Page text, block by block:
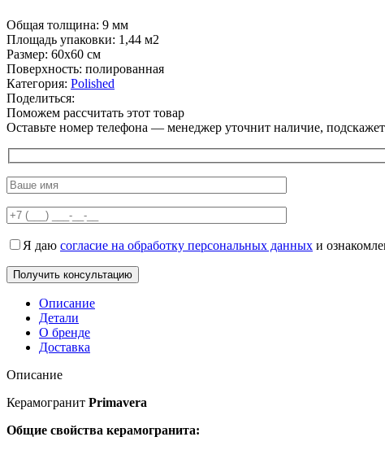
Общая толщина: 9 мм
Площадь упаковки: 1,44 м2
Размер: 60х60 см
Поверхность: полированная
Категория: Polished
Поделиться:
Поможем рассчитать этот товар
Оставьте номер телефона — менеджер уточнит наличие,
Я даю согласие на обработку персональных данных и
Описание
Детали
О бренде
Доставка
Описание
Керамогранит Primavera
Общие свойства керамогранита: